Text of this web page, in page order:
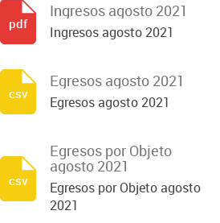
Ingresos agosto 2021
Ingresos agosto 2021
pdf
Egresos agosto 2021
Egresos agosto 2021
csv
Egresos por Objeto
agosto 2021
Egresos por Objeto agosto
2021
csv